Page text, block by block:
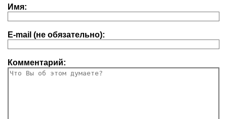
Имя:
E-mail (не обязательно):
Комментарий: